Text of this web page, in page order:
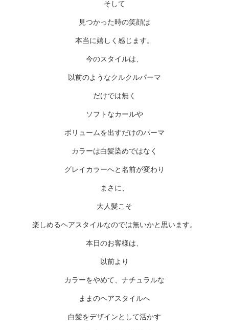
そして
見つかった時の笑顔は
本当に嬉しく感じます。
今のスタイルは、
以前のようなクルクルパーマ
だけでは無く
ソフトなカールや
ボリュームを出すだけのパーマ
カラーは白髪染めではなく
グレイカラーへと名前が変わり
まさに、
大人髪こそ
楽しめるヘアスタイルなのでは無いかと思います。
本日のお客様は、
以前より
カラーをやめて、ナチュラルな
ままのヘアスタイルへ
白髪をデザインとして活かす